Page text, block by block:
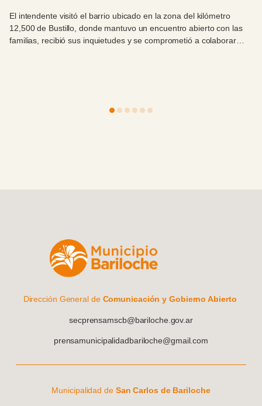
Los equipos municipales intervinieron de inmediato tras el
desprendimiento de material registrado en el sector. Las
evaluaciones realizadas determinaron que la calle permanece
Dirección General de Comunicación y Gobierno Abierto
secprensamscb@bariloche.gov.ar
prensamunicipalidadbariloche@gmail.com
Municipalidad deSan Carlos de Bariloche